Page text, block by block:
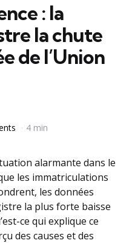
: la
la chute
de l’Union
4 min
alarmante dans le
les immatriculations
les données
la plus forte baisse
ce qui explique ce
des causes et des